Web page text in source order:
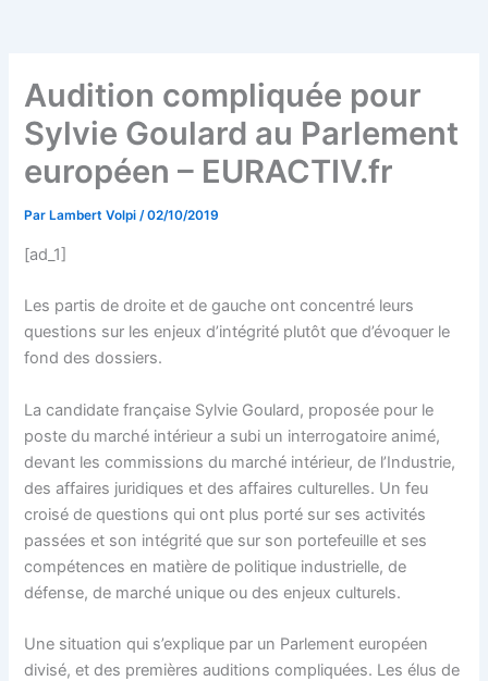
Audition compliquée pour
Sylvie Goulard au Parlement
européen – EURACTIV.fr
Par Lambert Volpi/02/10/2019
[ad_1]
Les partis de droite et de gauche ont concentré leurs
questions sur les enjeux d’intégrité plutôt que d’évoquer le
fond des dossiers.
La candidate française Sylvie Goulard, proposée pour le
poste du marché intérieur a subi un interrogatoire animé,
devant les commissions du marché intérieur, de l’Industrie,
des affaires juridiques et des affaires culturelles. Un feu
croisé de questions qui ont plus porté sur ses activités
passées et son intégrité que sur son portefeuille et ses
compétences en matière de politique industrielle, de
défense, de marché unique ou des enjeux culturels.
Une situation qui s’explique par un Parlement européen
divisé, et des premières auditions compliquées. Les élus de